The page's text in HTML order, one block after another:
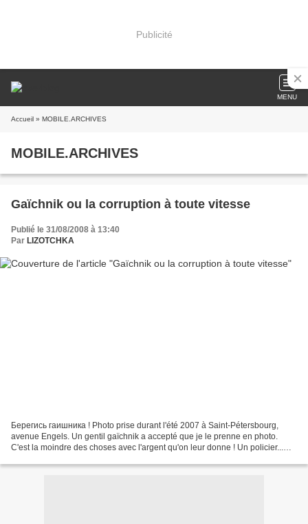
Publicité
MENU
Accueil » MOBILE.ARCHIVES
MOBILE.ARCHIVES
Gaïchnik ou la corruption à toute vitesse
Publié le 31/08/2008 à 13:40
Par LIZOTCHKA
Берегись гаишника ! Photo prise durant l'été 2007 à Saint-Pétersbourg,
avenue Engels. Un gentil gaïchnik a accepté que je le prenne en photo.
C'est la moindre des choses avec l'argent qu'on leur donne ! Un policier...